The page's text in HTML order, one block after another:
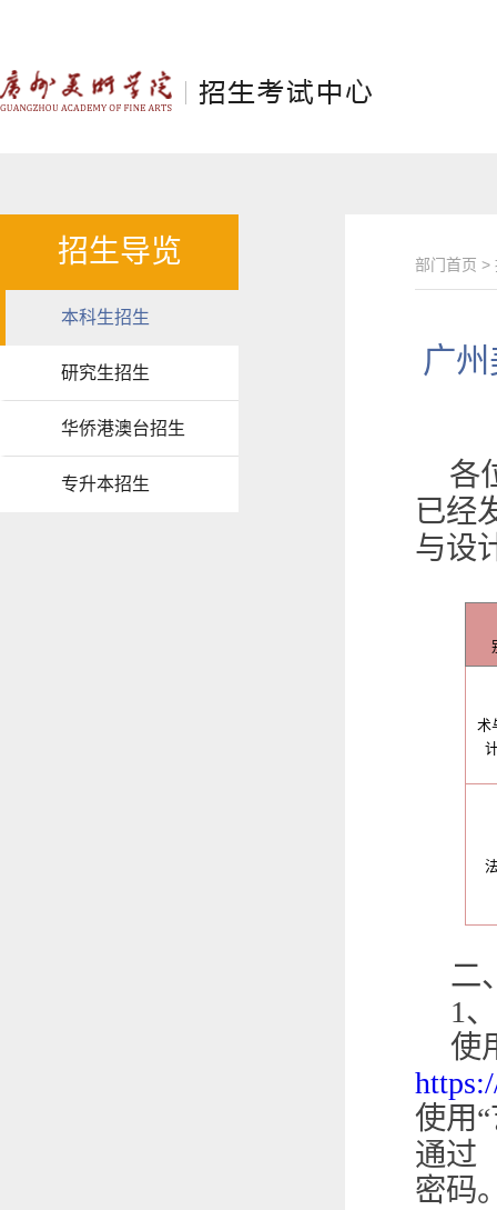
招生导览
本科生招生
研究生招生
华侨港澳台招生
专升本招生
部门首页 >
广
各
已经
与设
术
二
1
使
使用
通过
密码